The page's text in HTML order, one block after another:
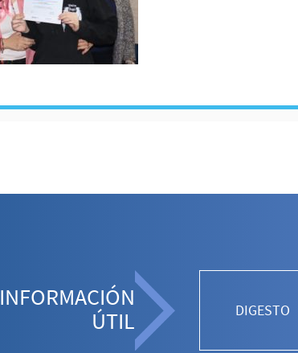
INFORMACIÓN
ÚTIL
DIGESTO